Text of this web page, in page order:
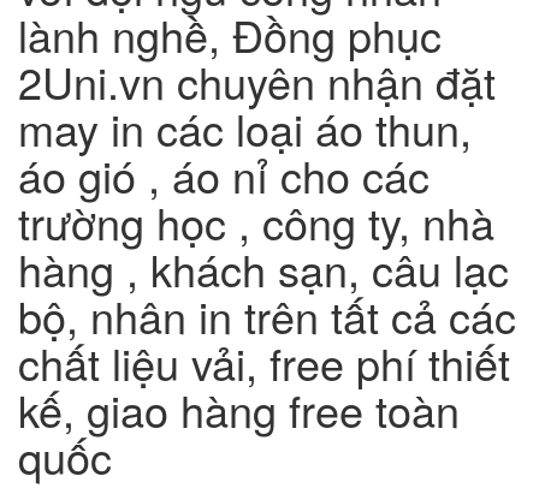
lành nghề, Đồng phục
2Uni.vn chuyên nhận đặt
may in các loại áo thun,
áo gió , áo nỉ cho các
trường học , công ty, nhà
hàng , khách sạn, câu lạc
bộ, nhân in trên tất cả các
chất liệu vải, free phí thiết
kế, giao hàng free toàn
quốc